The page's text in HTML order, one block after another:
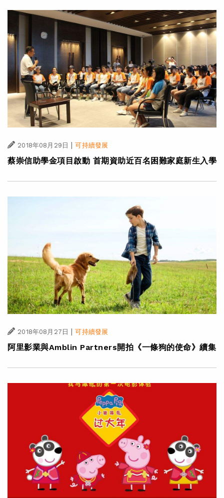
2018年08月29日 | 可持續發展
蔡崇信助學金項目啟動 首期資助近百名困難家庭新生入學
2018年08月27日 可持續發展
阿里影業與Amblin Partners開拍《一條狗的使命》續集